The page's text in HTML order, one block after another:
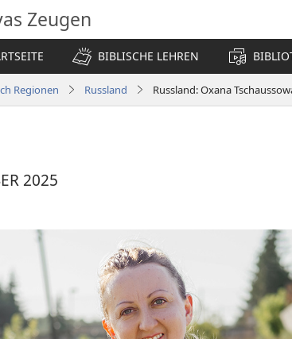
Zeugen
BIBLISCHE LEHREN
Regionen Russland Russland: Oxana
2025